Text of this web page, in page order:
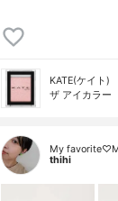
KATE(ケイト)
ザ アイカラー
My
thihi